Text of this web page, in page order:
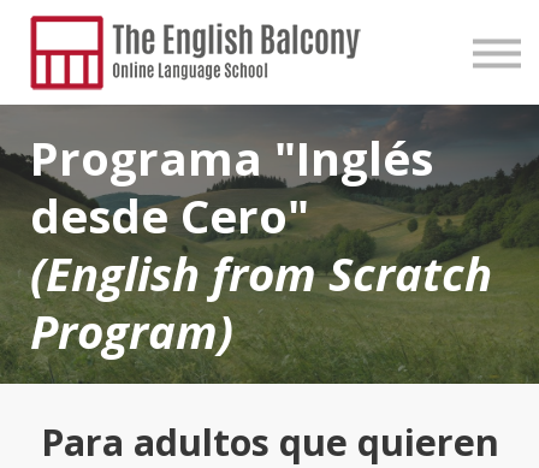
Podcast
Blog
Contacto
Iniciar Sesión
Programa "Inglés
desde Cero"
(English from Scratch
Program)
Para adultos que quieren